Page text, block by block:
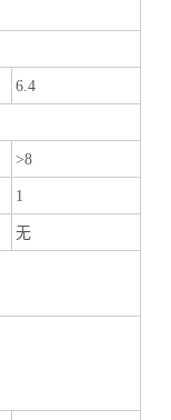
6.4
>8
1
无